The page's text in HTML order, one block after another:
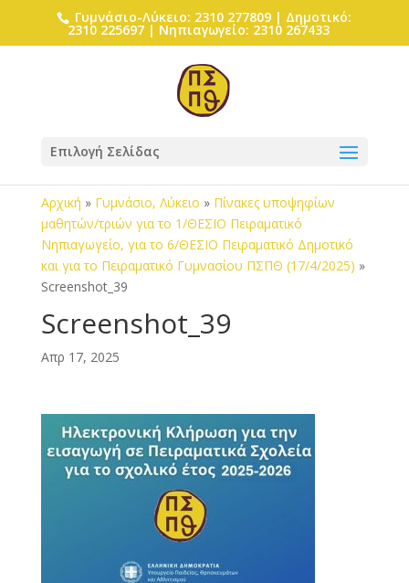
Γυμνάσιο-Λύκειο: 2310 277809 | Δημοτικό:
2310 225697 | Νηπιαγωγείο: 2310 267433
Επιλογή Σελίδας
Αρχική » Γυμνάσιο, Λύκειο » Πίνακες υποψηφίων
μαθητών/τριών για το 1/ΘΕΣΙΟ Πειραματικό
Νηπιαγωγείο, για το 6/ΘΕΣΙΟ Πειραματικό Δημοτικό
και για το Πειραματικό Γυμνασίου ΠΣΠΘ (17/4/2025) »
Screenshot_39
Screenshot_39
Απρ 17, 2025